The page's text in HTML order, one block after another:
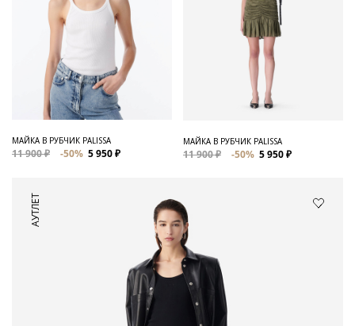
МАЙКА В РУБЧИК PALISSA
11 900 ₽ -50% 5 950 ₽
МАЙКА В РУБЧИК PALISSA
11 900 ₽ -50% 5 950 ₽
АУТЛЕТ